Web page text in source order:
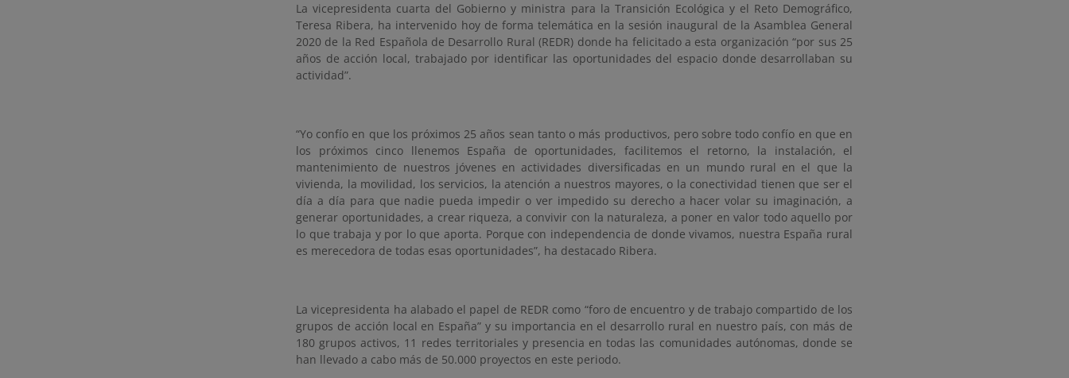
La vicepresidenta cuarta del Gobierno y ministra para la Transición Ecológica y el Reto Demográfico,
Teresa Ribera, ha intervenido hoy de forma telemática en la sesión inaugural de la Asamblea General
2020 de la Red Española de Desarrollo Rural (REDR) donde ha felicitado a esta organización “por sus 25
años de acción local, trabajado por identificar las oportunidades del espacio donde desarrollaban su
actividad”.
“Yo confío en que los próximos 25 años sean tanto o más productivos, pero sobre todo confío en que en
los próximos cinco llenemos España de oportunidades, facilitemos el retorno, la instalación, el
mantenimiento de nuestros jóvenes en actividades diversificadas en un mundo rural en el que la
vivienda, la movilidad, los servicios, la atención a nuestros mayores, o la conectividad tienen que ser el
día a día para que nadie pueda impedir o ver impedido su derecho a hacer volar su imaginación, a
generar oportunidades, a crear riqueza, a convivir con la naturaleza, a poner en valor todo aquello por
lo que trabaja y por lo que aporta. Porque con independencia de donde vivamos, nuestra España rural
es merecedora de todas esas oportunidades”, ha destacado Ribera.
La vicepresidenta ha alabado el papel de REDR como “foro de encuentro y de trabajo compartido de los
grupos de acción local en España” y su importancia en el desarrollo rural en nuestro país, con más de
180 grupos activos, 11 redes territoriales y presencia en todas las comunidades autónomas, donde se
han llevado a cabo más de 50.000 proyectos en este periodo.